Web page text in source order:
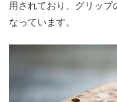
用されており、グリッ
なっています。